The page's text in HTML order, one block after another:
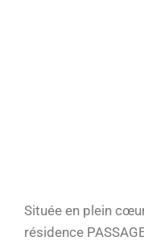
Située en plein
résidence